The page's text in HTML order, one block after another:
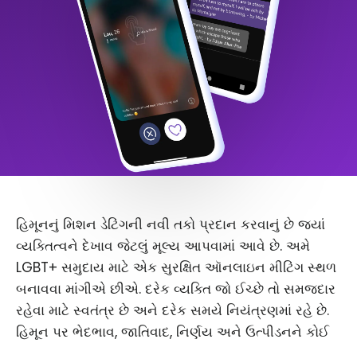
હિમૂનનું મિશન ડેટિંગની નવી તકો પ્રદાન કરવાનું છે જ્યાં
વ્યક્તિત્વને દેખાવ જેટલું મૂલ્ય આપવામાં આવે છે. અમે
LGBT+ સમુદાય માટે એક સુરક્ષિત ઑનલાઇન મીટિંગ સ્થળ
બનાવવા માંગીએ છીએ. દરેક વ્યક્તિ જો ઈચ્છે તો સમજદાર
રહેવા માટે સ્વતંત્ર છે અને દરેક સમયે નિયંત્રણમાં રહે છે.
હિમૂન પર ભેદભાવ, જાતિવાદ, નિર્ણય અને ઉત્પીડનને કોઈ